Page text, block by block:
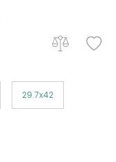
29.7x42